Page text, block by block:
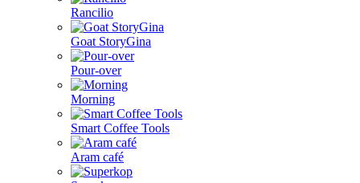
Rancilio
Goat StoryGina
Pour-over
Morning
Smart Coffee Tools
Aram café